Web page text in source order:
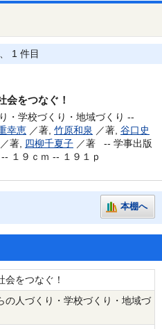
1 件目
会をつなぐ！
・学校づくり・地域づくり --
幸恵 ／著, 竹原和泉 ／著, 谷口史
／著, 四柳千夏子 ／著 -- 学事出版
１９ｃｍ -- １９１ｐ
本棚へ
会をつなぐ！
の人づくり・学校づくり・地域づ